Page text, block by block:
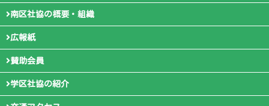
南区社協の概要・組織
広報紙
賛助会員
学区社協の紹介